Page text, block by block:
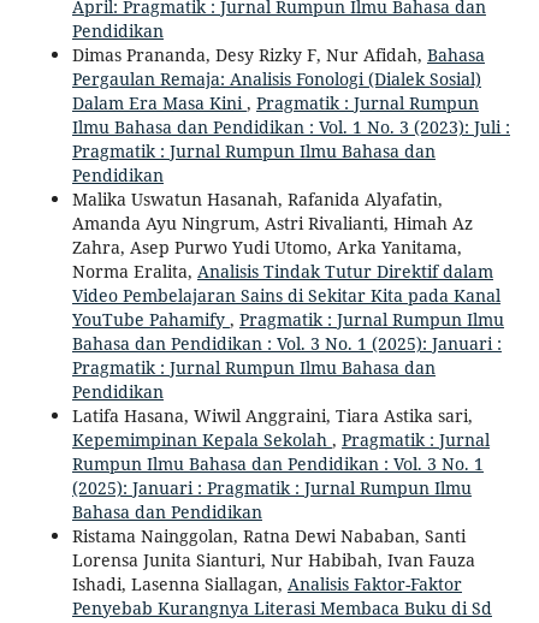
April: Pragmatik : Jurnal Rumpun Ilmu Bahasa dan
Pendidikan
Dimas Prananda, Desy Rizky F, Nur Afidah, Bahasa
Pergaulan Remaja: Analisis Fonologi (Dialek Sosial)
Dalam Era Masa Kini, Pragmatik : Jurnal Rumpun
Ilmu Bahasa dan Pendidikan : Vol. 1 No. 3 (2023): Juli :
Pragmatik : Jurnal Rumpun Ilmu Bahasa dan
Pendidikan
Malika Uswatun Hasanah, Rafanida Alyafatin,
Amanda Ayu Ningrum, Astri Rivalianti, Himah Az
Zahra, Asep Purwo Yudi Utomo, Arka Yanitama,
Norma Eralita, Analisis Tindak Tutur Direktif dalam
Video Pembelajaran Sains di Sekitar Kita pada Kanal
YouTube Pahamify , Pragmatik : Jurnal Rumpun Ilmu
Bahasa dan Pendidikan : Vol. 3 No. 1 (2025): Januari :
Pragmatik : Jurnal Rumpun Ilmu Bahasa dan
Pendidikan
Latifa Hasana, Wiwil Anggraini, Tiara Astika sari,
Kepemimpinan Kepala Sekolah , Pragmatik : Jurnal
Rumpun Ilmu Bahasa dan Pendidikan : Vol. 3 No. 1
(2025): Januari : Pragmatik : Jurnal Rumpun Ilmu
Bahasa dan Pendidikan
Ristama Nainggolan, Ratna Dewi Nababan, Santi
Lorensa Junita Sianturi, Nur Habibah, Ivan Fauza
Ishadi, Lasenna Siallagan, Analisis Faktor-Faktor
Penyebab Kurangnya Literasi Membaca Buku di Sd